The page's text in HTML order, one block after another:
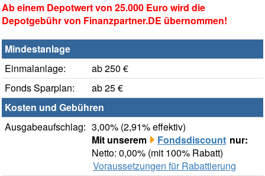
Ab einem Depotwert von 25.000 Euro wird die
Depotgebühr von Finanzpartner.DE übernommen!
Mindestanlage
Einmalanlage:
ab 250 €
Fonds Sparplan:
ab 25 €
Kosten und Gebühren
Ausgabeaufschlag: 3,00% (2,91% effektiv)
Mit unserem
Fondsdiscount nur:
Netto: 0,00% (mit 100% Rabatt)
Voraussetzungen für Rabattierung